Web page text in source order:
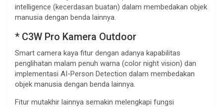
intelligence (kecerdasan buatan) dalam membedakan objek
manusia dengan benda lainnya.
* C3W Pro Kamera Outdoor
Smart camera kaya fitur dengan adanya kapabilitas
penglihatan malam penuh warna (color night vision) dan
implementasi AI-Person Detection dalam membedakan
objek manusia dengan benda lainnya.
Fitur mutakhir lainnya semakin melengkapi fungsi